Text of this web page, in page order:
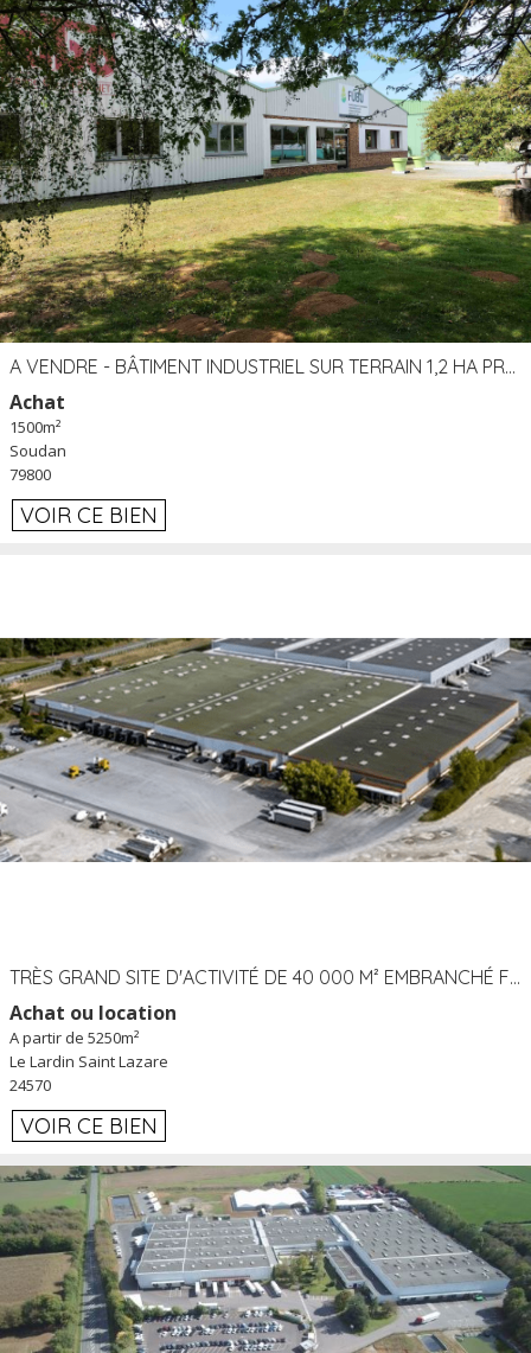
A VENDRE - BÂTIMENT INDUSTRIEL SUR TERRAIN 1,2 HA PROCHE ÉCHANGEUR A10 - SOUDAN (79)
Achat
1500m²
Soudan
79800
VOIR CE BIEN
TRÈS GRAND SITE D'ACTIVITÉ DE 40 000 M² EMBRANCHÉ FER AU LARDIN SAINT LAZARE (24) PROCHE A89 À LOUER
Achat ou location
A partir de 5250m²
Le Lardin Saint Lazare
24570
VOIR CE BIEN